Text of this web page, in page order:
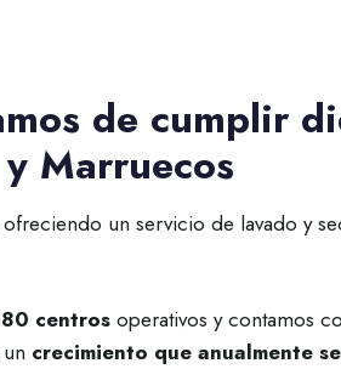
de cumplir
Marruecos
un servicio de lavado y
centros operativos y contamos
crecimiento que anualmente